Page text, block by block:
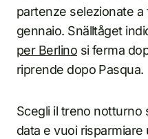
partenze selezionate
gennaio. Snälltåget
per Berlino si ferma
riprende dopo Pasqua.
Scegli il treno notturno
data e vuoi risparmiare